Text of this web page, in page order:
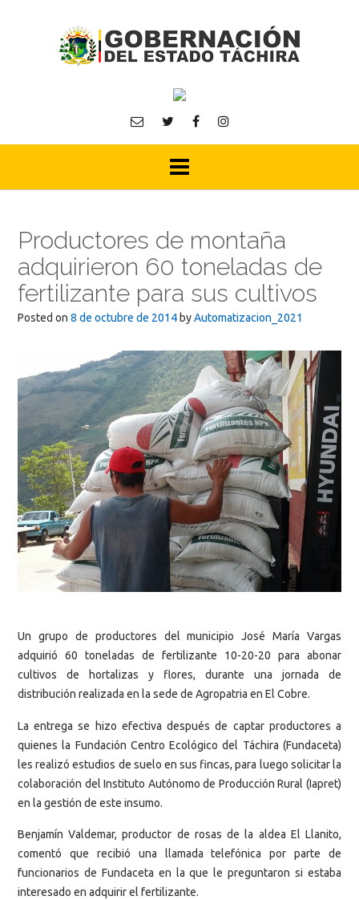
Productores de montaña
adquirieron 60 toneladas de
fertilizante para sus cultivos
Posted on 8 de octubre de 2014 byAutomatizacion_2021
Un grupo de productores del municipio José María Vargas
adquirió 60 toneladas de fertilizante 10-20-20 para abonar
cultivos de hortalizas y flores, durante una jornada de
distribución realizada en la sede de Agropatria en El Cobre.
La entrega se hizo efectiva después de captar productores a
quienes la Fundación Centro Ecológico del Táchira (Fundaceta)
les realizó estudios de suelo en sus fincas, para luego solicitar la
colaboración del Instituto Autónomo de Producción Rural (Iapret)
en la gestión de este insumo.
Benjamín Valdemar, productor de rosas de la aldea El Llanito,
comentó que recibió una llamada telefónica por parte de
funcionarios de Fundaceta en la que le preguntaron si estaba
interesado en adquirir el fertilizante.